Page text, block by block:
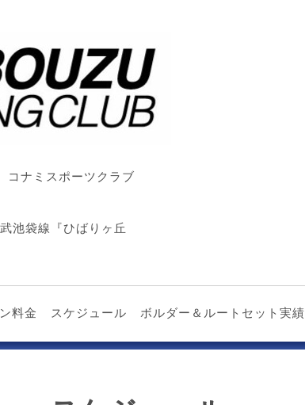
ナミスポーツクラブ
袋線『ひばりヶ丘
料金 スケジュール ボルダー＆ルートセット実績